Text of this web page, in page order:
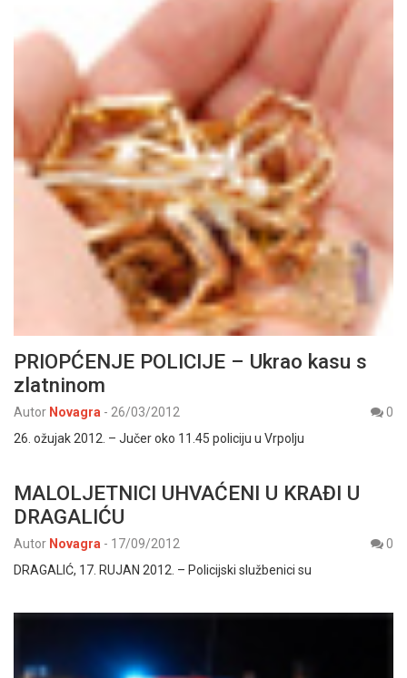
PRIOPĆENJE POLICIJE – Ukrao kasu s
zlatninom
Autor Novagra - 26/03/2012
0
26. ožujak 2012. – Jučer oko 11.45 policiju u Vrpolju
MALOLJETNICI UHVAĆENI U KRAĐI U
DRAGALIĆU
Autor Novagra - 17/09/2012
0
DRAGALIĆ, 17. RUJAN 2012. – Policijski službenici su